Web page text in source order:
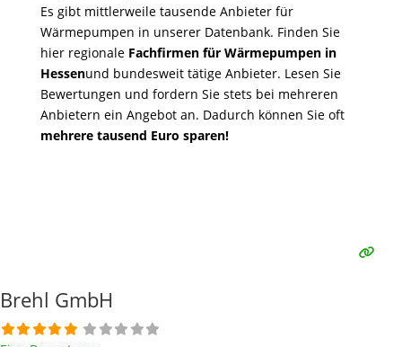
Es gibt mittlerweile tausende Anbieter für
Wärmepumpen in unserer Datenbank. Finden Sie
hier regionale Fachfirmen für Wärmepumpen in
Hessenund bundesweit tätige Anbieter. Lesen Sie
Bewertungen und fordern Sie stets bei mehreren
Anbietern ein Angebot an. Dadurch können Sie oft
mehrere tausend Euro sparen!
Brehl GmbH